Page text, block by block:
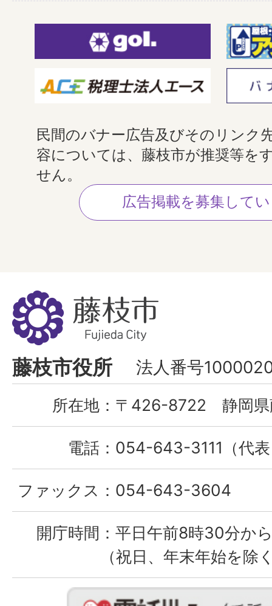
民間のバナー広告及びそのリンク
容については、藤枝市が推奨等を
せん。
広告掲載を募集して
藤
枝
市
Fujieda
City
藤枝市役所 法人番号
所在地： 〒426-8722 静岡県
電話： 054-643-3111（代
ファックス： 054-643-3604
開庁時間： 平日午前8時30分か
（祝日、年末年始を除